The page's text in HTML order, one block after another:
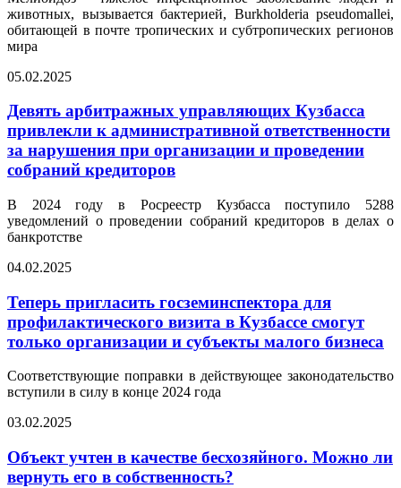
животных, вызывается бактерией, Burkholderia pseudomallei,
обитающей в почте тропических и субтропических регионов
мира
05.02.2025
Девять арбитражных управляющих Кузбасса
привлекли к административной ответственности
за нарушения при организации и проведении
собраний кредиторов
В 2024 году в Росреестр Кузбасса поступило 5288
уведомлений о проведении собраний кредиторов в делах о
банкротстве
04.02.2025
Теперь пригласить госземинспектора для
профилактического визита в Кузбассе смогут
только организации и субъекты малого бизнеса
Соответствующие поправки в действующее законодательство
вступили в силу в конце 2024 года
03.02.2025
Объект учтен в качестве бесхозяйного. Можно ли
вернуть его в собственность?